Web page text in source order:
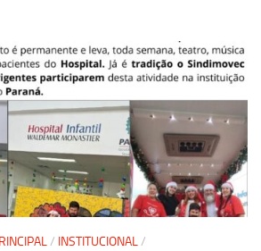
/ INSTITUCIONAL/